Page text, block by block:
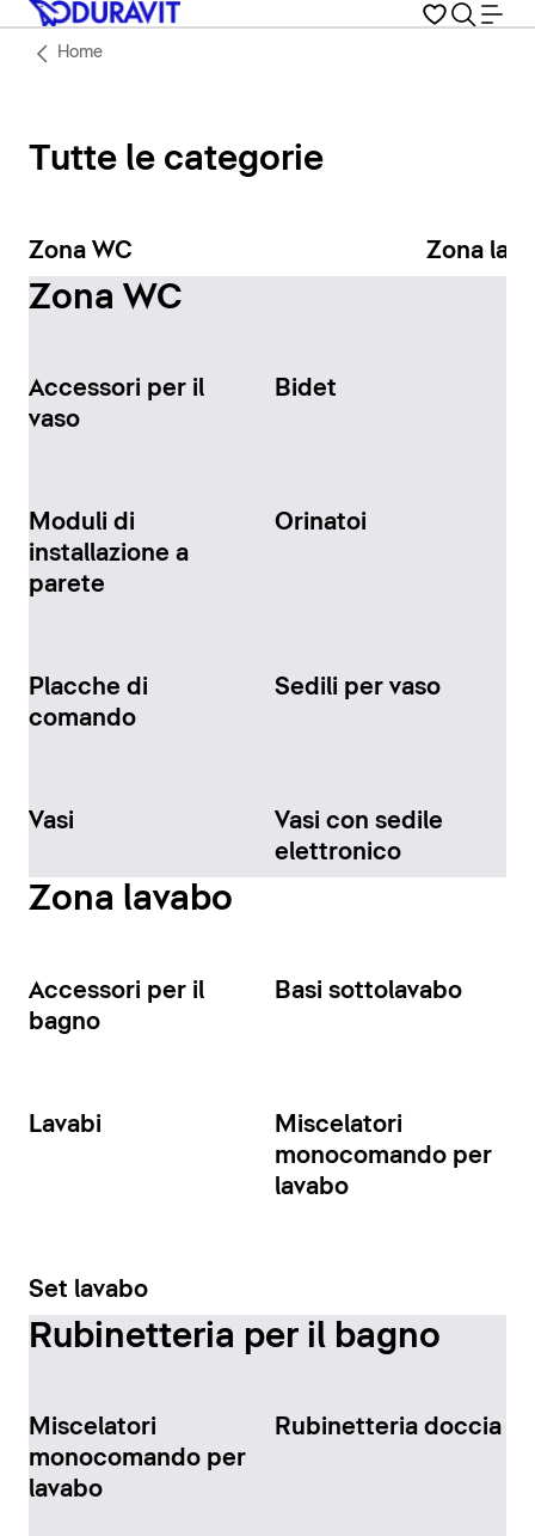
Home
Tutte le categorie
Zona WC Zona
Zona WC
Accessori per il
vaso
Bidet
Moduli di
installazione a
parete
Orinatoi
Placche di
comando
Sedili per vaso
Vasi
Vasi con sedile
elettronico
Zona lavabo
Accessori per il
bagno
Basi sottolavabo
Lavabi
Miscelatori
monocomando per
lavabo
Set lavabo
Rubinetteria per il bagno
Miscelatori
monocomando per
lavabo
Rubinetteria doccia